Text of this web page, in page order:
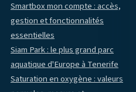
Smartbox mon compte : accès,
gestion et fonctionnalités
essentielles
Siam Park : le plus grand parc
aquatique d'Europe à Tenerife
Saturation en oxygène : valeurs